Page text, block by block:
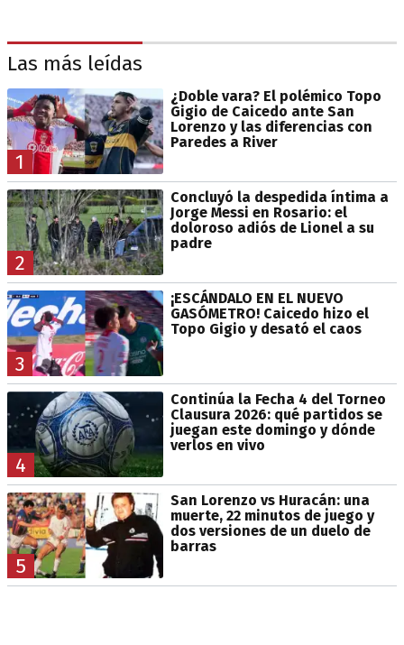
Las más leídas
1
¿Doble vara? El polémico Topo
Gigio de Caicedo ante San
Lorenzo y las diferencias con
Paredes a River
2
Concluyó la despedida íntima a
Jorge Messi en Rosario: el
doloroso adiós de Lionel a su
padre
3
¡ESCÁNDALO EN EL NUEVO
GASÓMETRO! Caicedo hizo el
Topo Gigio y desató el caos
4
Continúa la Fecha 4 del Torneo
Clausura 2026: qué partidos se
juegan este domingo y dónde
verlos en vivo
5
San Lorenzo vs Huracán: una
muerte, 22 minutos de juego y
dos versiones de un duelo de
barras